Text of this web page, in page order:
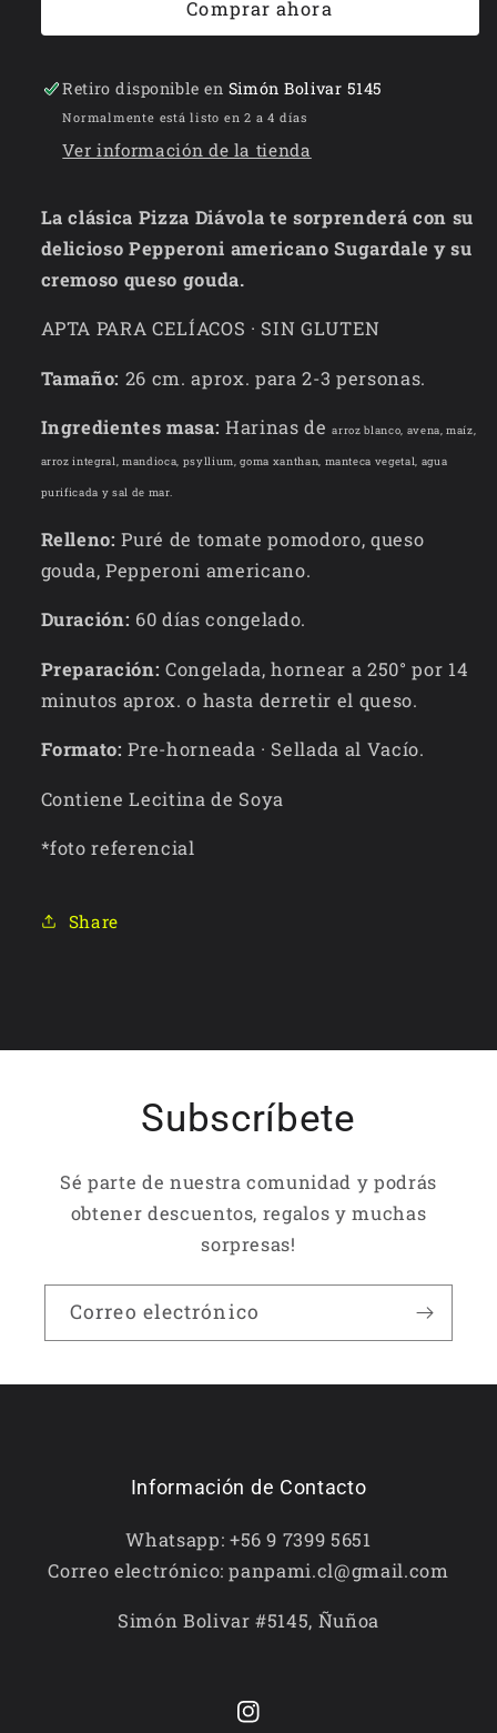
Comprar ahora
Retiro disponible en Simón Bolivar 5145
Normalmente está listo en 2 a 4 días
Ver información de la tienda
La clásica Pizza Diávola te sorprenderá con su
delicioso Pepperoni americano Sugardale y su
cremoso queso gouda.
APTA PARA CELÍACOS · SIN GLUTEN
Tamaño: 26 cm. aprox. para 2-3 personas.
Ingredientes masa:Harinas dearroz blanco, avena, maíz,
arroz integral, mandioca, psyllium, goma xanthan, manteca vegetal, agua
purificada y sal de mar.
Relleno: Puré de tomate pomodoro, queso
gouda, Pepperoni americano.
Duración: 60 días congelado.
Preparación:Congelada, hornear a 250° por 14
minutos aprox. o hasta derretir el queso.
Formato: Pre-horneada · Sellada al Vacío.
Contiene Lecitina de Soya
*foto referencial
Share
Subscríbete
Sé parte de nuestra comunidad y podrás
obtener descuentos, regalos y muchas
sorpresas!
Correo electrónico
Información de Contacto
Whatsapp: +56 9 7399 5651
Correo electrónico: panpami.cl@gmail.com
Simón Bolivar #5145, Ñuñoa
Instagram